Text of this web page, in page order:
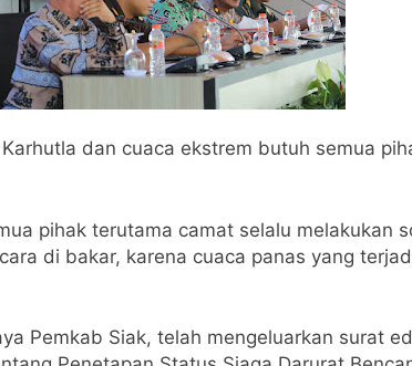
dan cuaca ekstrem butuh semua
pihak terutama camat selalu melakukan
di bakar, karena cuaca panas yang
Pemkab Siak, telah mengeluarkan surat